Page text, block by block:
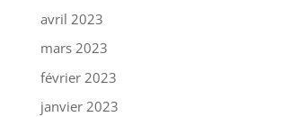
avril 2023
mars 2023
février 2023
janvier 2023